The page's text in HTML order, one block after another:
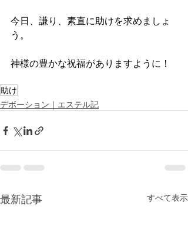
今日、謙り、素直に助けを求めましょ
う。
神様の豊かな祝福がありますように！
助け
デボーション｜エステル記
最新記事 すべて表示